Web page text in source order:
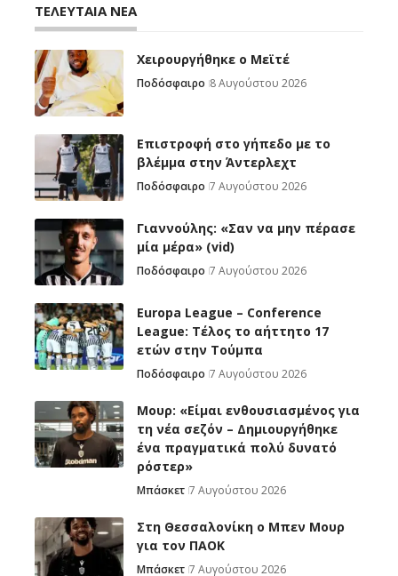
ΤΕΛΕΥΤΑΙΑ ΝΕΑ
Χειρουργήθηκε ο Μεϊτέ
Ποδόσφαιρο 8 Αυγούστου 2026
Επιστροφή στο γήπεδο με το
βλέμμα στην Άντερλεχτ
Ποδόσφαιρο 7 Αυγούστου 2026
Γιαννούλης: «Σαν να μην πέρασε
μία μέρα» (vid)
Ποδόσφαιρο 7 Αυγούστου 2026
Europa League – Conference
League: Τέλος το αήττητο 17
ετών στην Τούμπα
Ποδόσφαιρο 7 Αυγούστου 2026
Μουρ: «Είμαι ενθουσιασμένος για
τη νέα σεζόν – Δημιουργήθηκε
ένα πραγματικά πολύ δυνατό
ρόστερ»
Μπάσκετ 7 Αυγούστου 2026
Στη Θεσσαλονίκη ο Μπεν Μουρ
για τον ΠΑΟΚ
Μπάσκετ 7 Αυγούστου 2026